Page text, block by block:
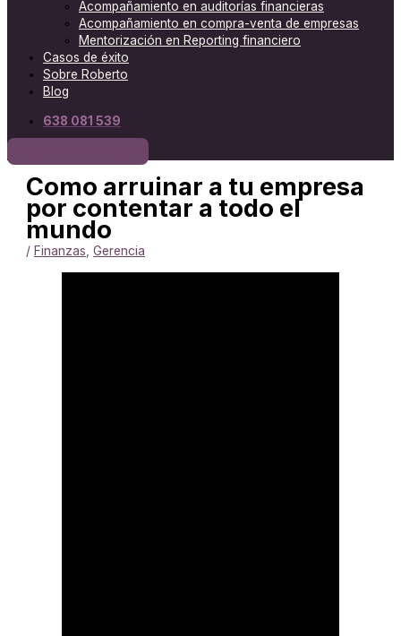
Acompañamiento en auditorías financieras
Acompañamiento en compra-venta de empresas
Mentorización en Reporting financiero
Casos de éxito
Sobre Roberto
Blog
638 081 539
Como arruinar a tu empresa
por contentar a todo el
mundo
/ Finanzas,Gerencia